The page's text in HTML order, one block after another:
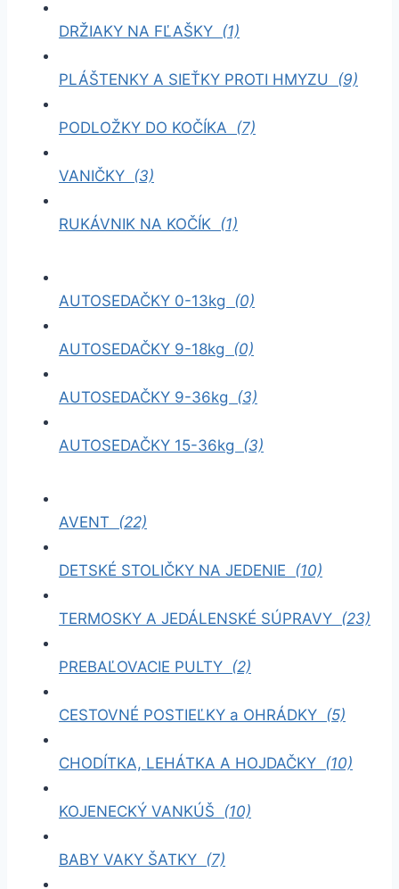
DRŽIAKY NA FĽAŠKY (1)
PLÁŠTENKY A SIEŤKY PROTI HMYZU (9)
PODLOŽKY DO KOČÍKA (7)
VANIČKY (3)
RUKÁVNIK NA KOČÍK (1)
AUTOSEDAČKY 0-13kg (0)
AUTOSEDAČKY 9-18kg (0)
AUTOSEDAČKY 9-36kg (3)
AUTOSEDAČKY 15-36kg (3)
AVENT (22)
DETSKÉ STOLIČKY NA JEDENIE (10)
TERMOSKY A JEDÁLENSKÉ SÚPRAVY (23)
PREBAĽOVACIE PULTY (2)
CESTOVNÉ POSTIEĽKY a OHRÁDKY (5)
CHODÍTKA, LEHÁTKA A HOJDAČKY (10)
KOJENECKÝ VANKÚŠ (10)
BABY VAKY ŠATKY (7)